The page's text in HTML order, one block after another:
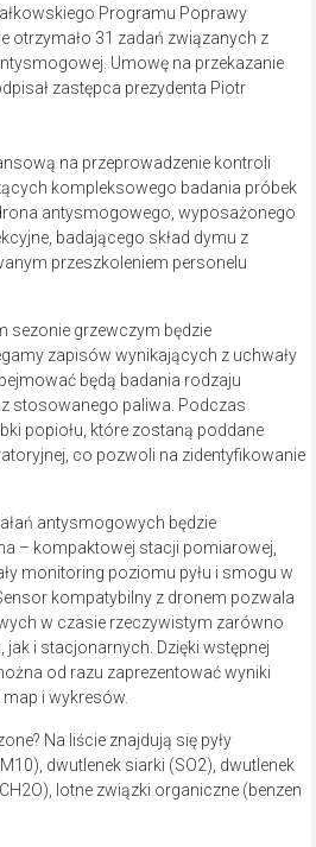
Programu Poprawy
otrzymało 31 zadań związanych z
Umowę na przekazanie
zastępca prezydenta Piotr
na przeprowadzenie kontroli
kompleksowego badania próbek
antysmogowego, wyposażonego
badającego skład dymu z
przeszkoleniem personelu
sezonie grzewczym będzie
zapisów wynikających z uchwały
będą badania rodzaju
stosowanego paliwa. Podczas
popiołu, które zostaną poddane
co pozwoli na zidentyfikowanie
antysmogowych będzie
– kompaktowej stacji pomiarowej,
monitoring poziomu pyłu i smogu w
kompatybilny z dronem pozwala
w czasie rzeczywistym zarówno
i stacjonarnych. Dzięki wstępnej
od razu zaprezentować wyniki
i wykresów.
Na liście znajdują się pyły
dwutlenek siarki (SO2), dwutlenek
lotne związki organiczne (benzen